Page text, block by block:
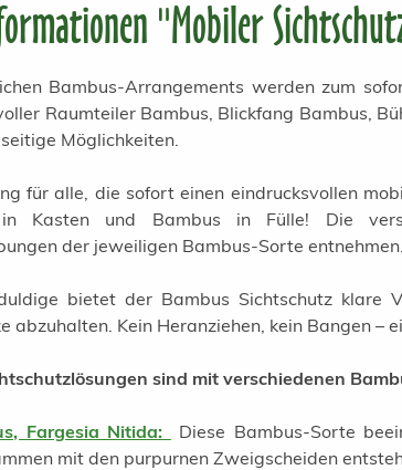
"Mobiler
Bambus-Arrangements werden zum
Raumteiler Bambus, Blickfang Bambus,
Möglichkeiten.
für alle, die sofort einen eindrucksvollen
Kasten und Bambus in Fülle! Die
der jeweiligen Bambus-Sorte entnehmen.
bietet der Bambus Sichtschutz
abzuhalten. Kein Heranziehen, kein Bangen –
sind mit verschiedenen
Fargesia Nitida:
Diese Bambus-Sorte
mit den purpurnen Zweigscheiden